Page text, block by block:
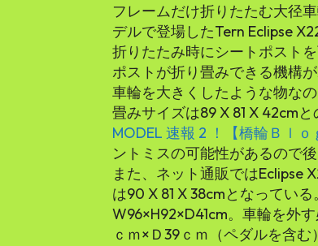
フレームだけ折りたたむ大径
デルで登場したTern Eclipse
折りたたみ時にシートポスト
ポストが折り畳みできる機構
車輪を大きくしたような物な
畳みサイズは89 X 81 X 42cm
MODEL 速報 2 ！【橋輪Ｂｌ
ントミスの可能性があるので
また、ネット通販ではEclipse
は90 X 81 X 38cmとなってい
W96×H92×D41cm。車輪を外
ｃｍ×Ｄ39ｃｍ（ペダルを含む